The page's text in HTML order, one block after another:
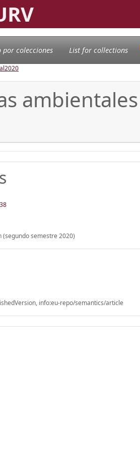
por colecciones List for collections
2020
semestre 2020)
info:eu-repo/semantics/article